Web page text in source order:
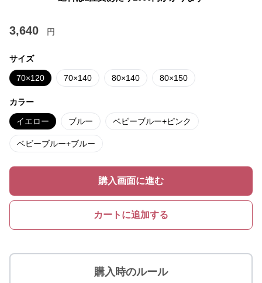
3,640 円
サイズ
70×120 70×140 80×140 80×150
カラー
イエロー ブルー ベビーブルー+ピンク
ベビーブルー+ブルー
購入画面に進む
カートに追加する
購入時のルール